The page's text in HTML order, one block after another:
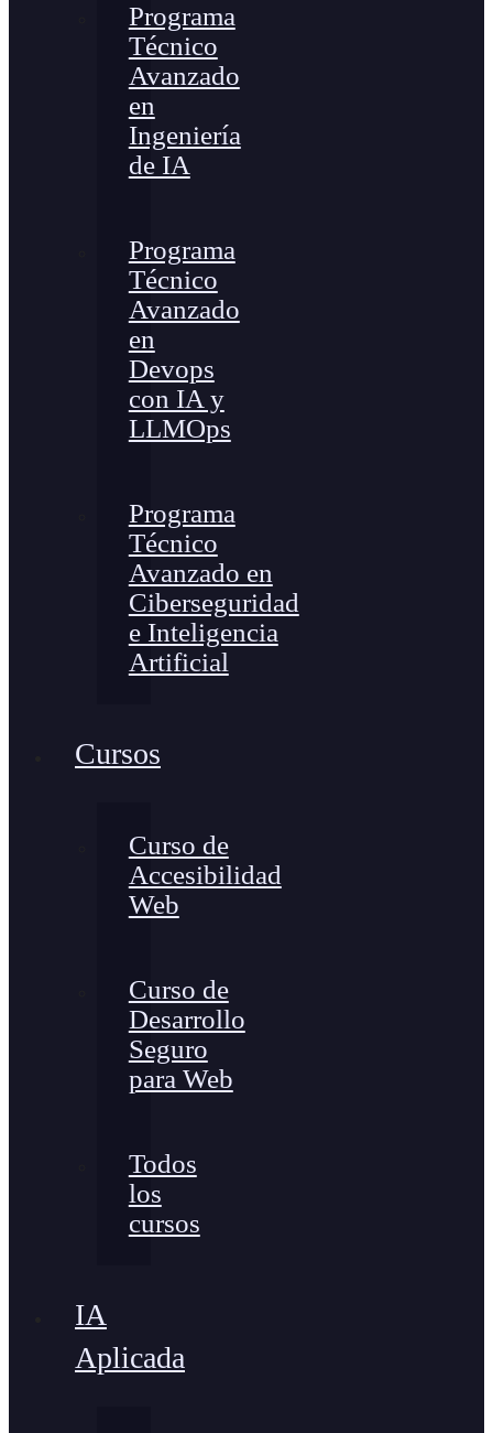
Programa
Técnico
Avanzado
en
Ingeniería
de IA
Programa
Técnico
Avanzado
en
Devops
con IA y
LLMOps
Programa
Técnico
Avanzado en
Ciberseguridad
e Inteligencia
Artificial
Cursos
Curso de
Accesibilidad
Web
Curso de
Desarrollo
Seguro
para Web
Todos
los
cursos
IA
Aplicada